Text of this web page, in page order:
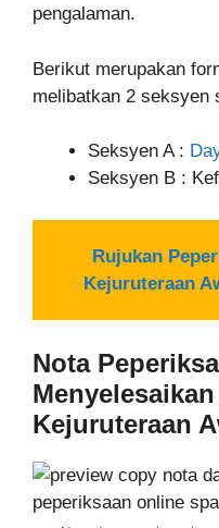
pengalaman.
Berikut merupakan
melibatkan 2 seksyen
Seksyen A :
Seksyen B :
Rujukan
Kejuruteraan
Nota
Kejuruteraan